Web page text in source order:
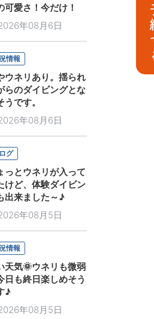
可愛さ！今だけ！
年08月6日
情報
ウネリあり。揺られ
らのダイビングとな
うです。
年08月6日
グ
っとウネリが入って
けど、体験ダイビン
出来ました～♪
年08月5日
情報
天気🌞ウネリも微弱
日も終日楽しめそう
♪
年08月5日